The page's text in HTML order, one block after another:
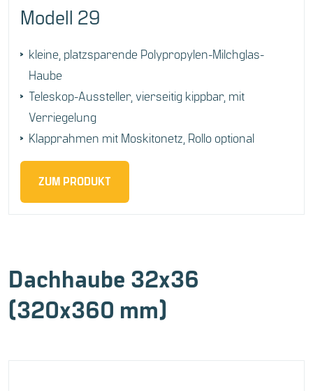
Modell 29
kleine, platzsparende Polypropylen-Milchglas-
Haube
Teleskop-Aussteller, vierseitig kippbar, mit
Verriegelung
Klapprahmen mit Moskitonetz, Rollo optional
ZUM PRODUKT
Dachhaube 32x36
(320x360 mm)